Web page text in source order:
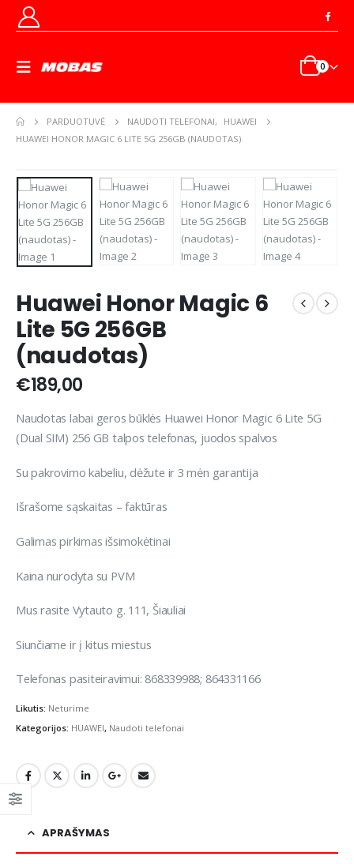
0
PARDUOTUVĖ NAUDOTI TELEFONAI,
HUAWEI
HUAWEI HONOR MAGIC 6 LITE 5G 256GB (NAUDOTAS)
Huawei Honor Magic 6
Lite 5G 256GB
(naudotas)
€189,00
Naudotas labai geros būklės Huawei Honor Magic 6 Lite 5G
(Dual SIM) 256 GB talpos telefonas, juodos spalvos
Su pakrovimo kabeliu, dėžute ir 3 mėn garantija
Išrašome sąskaitas – faktūras
Galimas pirkimas išsimokėtinai
Kaina nurodyta su PVM
Mus rasite Vytauto g. 111, Šiauliai
Siunčiame ir į kitus miestus
Telefonas pasiteiravimui: 868339988; 864331166
Likutis: Neturime
Kategorijos: HUAWEI, Naudoti telefonai
APRAŠYMAS